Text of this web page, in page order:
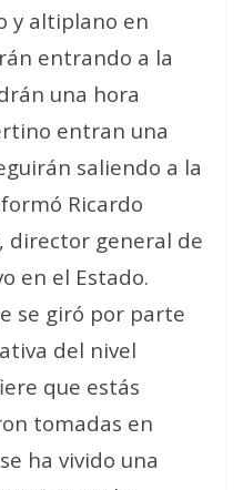
y altiplano en
entrando a la
una hora
entran una
saliendo a la
Ricardo
director general de
en el Estado.
se giró por parte
del nivel
que estás
tomadas en
ha vivido una